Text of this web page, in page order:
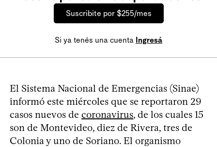
Suscribite por $255/mes
Si ya tenés una cuenta Ingresá
El Sistema Nacional de Emergencias (Sinae)
informó este miércoles que se reportaron 29
casos nuevos de coronavirus, de los cuales 15
son de Montevideo, diez de Rivera, tres de
Colonia y uno de Soriano. El organismo